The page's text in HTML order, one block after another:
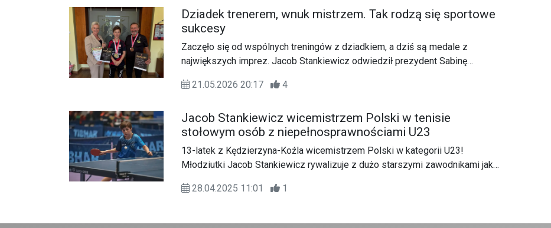
Dziadek trenerem, wnuk mistrzem. Tak rodzą się sportowe
sukcesy
Zaczęło się od wspólnych treningów z dziadkiem, a dziś są medale z
największych imprez. Jacob Stankiewicz odwiedził prezydent Sabinę
imponującymi osiągnięciami w tenisie stołowym.
21.05.2026 20:17 4
Jacob Stankiewicz wicemistrzem Polski w tenisie
stołowym osób z niepełnosprawnościami U23
13-latek z Kędzierzyna-Koźla wicemistrzem Polski w kategorii U23!
Młodziutki Jacob Stankiewicz rywalizuje z dużo starszymi zawodnikami jak
ogólnokrajowych zawodów w tenisie stołowym dla osób z
28.04.2025 11:01 1